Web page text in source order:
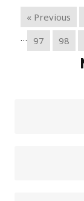
« Previous
… 97 98